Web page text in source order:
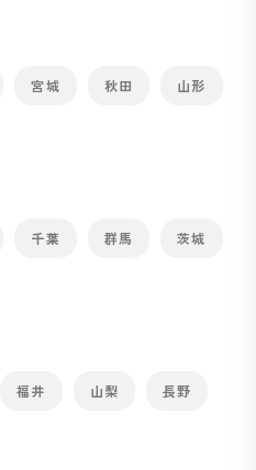
宮城 秋田 山形
千葉 群馬 茨城
福井 山梨 長野